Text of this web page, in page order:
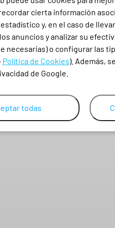
BOTA KENOBI
90,34 €
cierta información
y, en el caso de
anuncios y analizar su
necesarias) o configurar las
Política de Cookies). Además,
de Google.
todas